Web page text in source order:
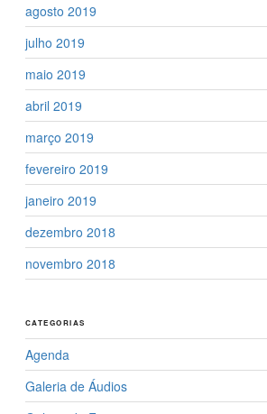
agosto 2019
julho 2019
maio 2019
abril 2019
março 2019
fevereiro 2019
janeiro 2019
dezembro 2018
novembro 2018
CATEGORIAS
Agenda
Galeria de Áudios